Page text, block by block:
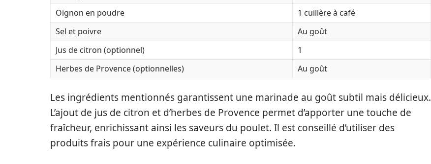
Oignon en poudre
1 cuillère à café
Sel et poivre
Au goût
Jus de citron (optionnel)
1
Herbes de Provence (optionnelles)
Au goût
Les ingrédients mentionnés garantissent une marinade au goût subtil mais délicieux.
L’ajout de jus de citron et d’herbes de Provence permet d’apporter une touche de
fraîcheur, enrichissant ainsi les saveurs du poulet. Il est conseillé d’utiliser des
produits frais pour une expérience culinaire optimisée.